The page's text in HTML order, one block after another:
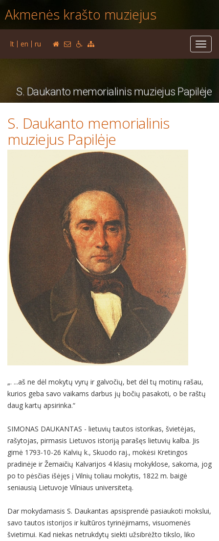
Akmenės krašto muziejus
lt en ru
S. Daukanto memorialinis muziejus Papilėje
S. Daukanto memorialinis
muziejus Papilėje
„. ...aš ne dėl mokytų vyrų ir galvočių, bet dėl tų motinų rašau,
kurios geba savo vaikams darbus jų bočių pasakoti, o be raštų
daug kartų apsirinka.“
SIMONAS DAUKANTAS - lietuvių tautos istorikas, švietėjas,
rašytojas, pirmasis Lietuvos istoriją parašęs lietuvių kalba. Jis
gimė 1793-10-26 Kalvių k., Skuodo raj., mokėsi Kretingos
pradinėje ir Žemaičių Kalvarijos 4 klasių mokyklose, sakoma, jog
po to pėsčias išėjęs į Vilnių toliau mokytis, 1822 m. baigė
seniausią Lietuvoje Vilniaus universitetą.
Dar mokydamasis S. Daukantas apsisprendė pasiaukoti mokslui,
savo tautos istorijos ir kultūros tyrinėjimams, visuomenės
švietimui. Kad niekas netrukdytų siekti užsibrėžto tikslo, liko